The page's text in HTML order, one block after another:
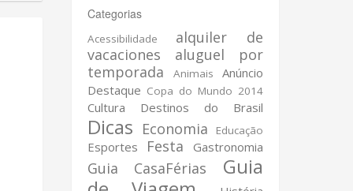
Categorias
Acessibilidade
alquiler de
vacaciones
aluguel por
temporada
Animais
Anúncio
Destaque Copa do Mundo 2014
Cultura Destinos do Brasil
Dicas Economia Educação
Esportes Festa Gastronomia
Guia CasaFérias
Guia